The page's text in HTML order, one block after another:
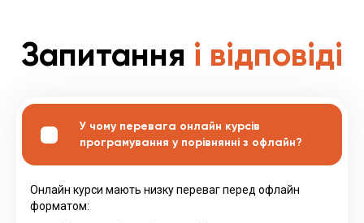
Запитання і відповіді
У чому перевага онлайн курсів
програмування у порівнянні з офлайн?
Онлайн курси мають низку переваг перед офлайн
форматом: